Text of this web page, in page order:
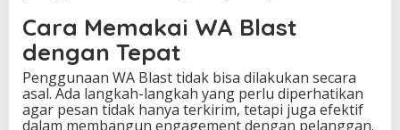
Cara Memakai WA Blast
dengan Tepat
Penggunaan WA Blast tidak bisa dilakukan secara
asal. Ada langkah-langkah yang perlu diperhatikan
agar pesan tidak hanya terkirim, tetapi juga efektif
dalam membangun engagement dengan pelanggan.